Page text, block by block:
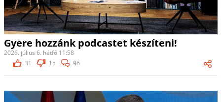
Gyere hozzánk podcastet készíteni!
2026. július 6. hétfő 11:58
31
15 96